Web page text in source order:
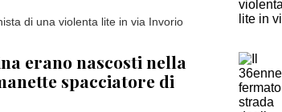
di una violenta lite in via Invorio
erano nascosti nella
spacciatore di